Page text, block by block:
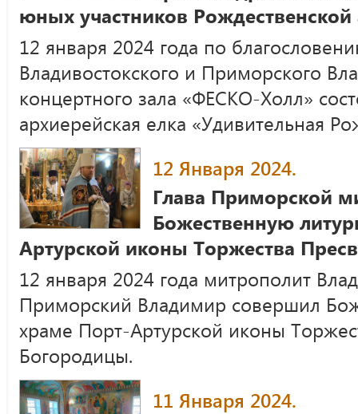
юных участников Рождественской
12 января 2024 года по
Владивостокского и Приморского
концертного зала «ФЕСКО-Холл»
архиерейская елка «Удивительная
12 Января 2024.
Глава Приморской
Божественную
Артурской иконы Торжества
12 января 2024 года митрополит
Приморский Владимир совершил
храме Порт-Артурской иконы
Богородицы.
11 Января 2024.